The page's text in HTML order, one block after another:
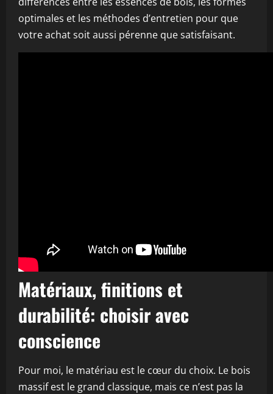
optimales et les méthodes d’entretien pour que
votre achat soit aussi pérenne que satisfaisant.
Matériaux, finitions et
durabilité: choisir avec
conscience
Pour moi, le matériau est le cœur du choix. Le bois
massif est le grand classique, mais ce n’est pas la